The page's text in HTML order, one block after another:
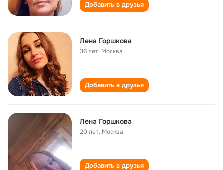
Добавить в друзья
Лена Горшкова
36 лет, Москва
Добавить в друзья
Лена Горшкова
20 лет, Москва
Добавить в друзья